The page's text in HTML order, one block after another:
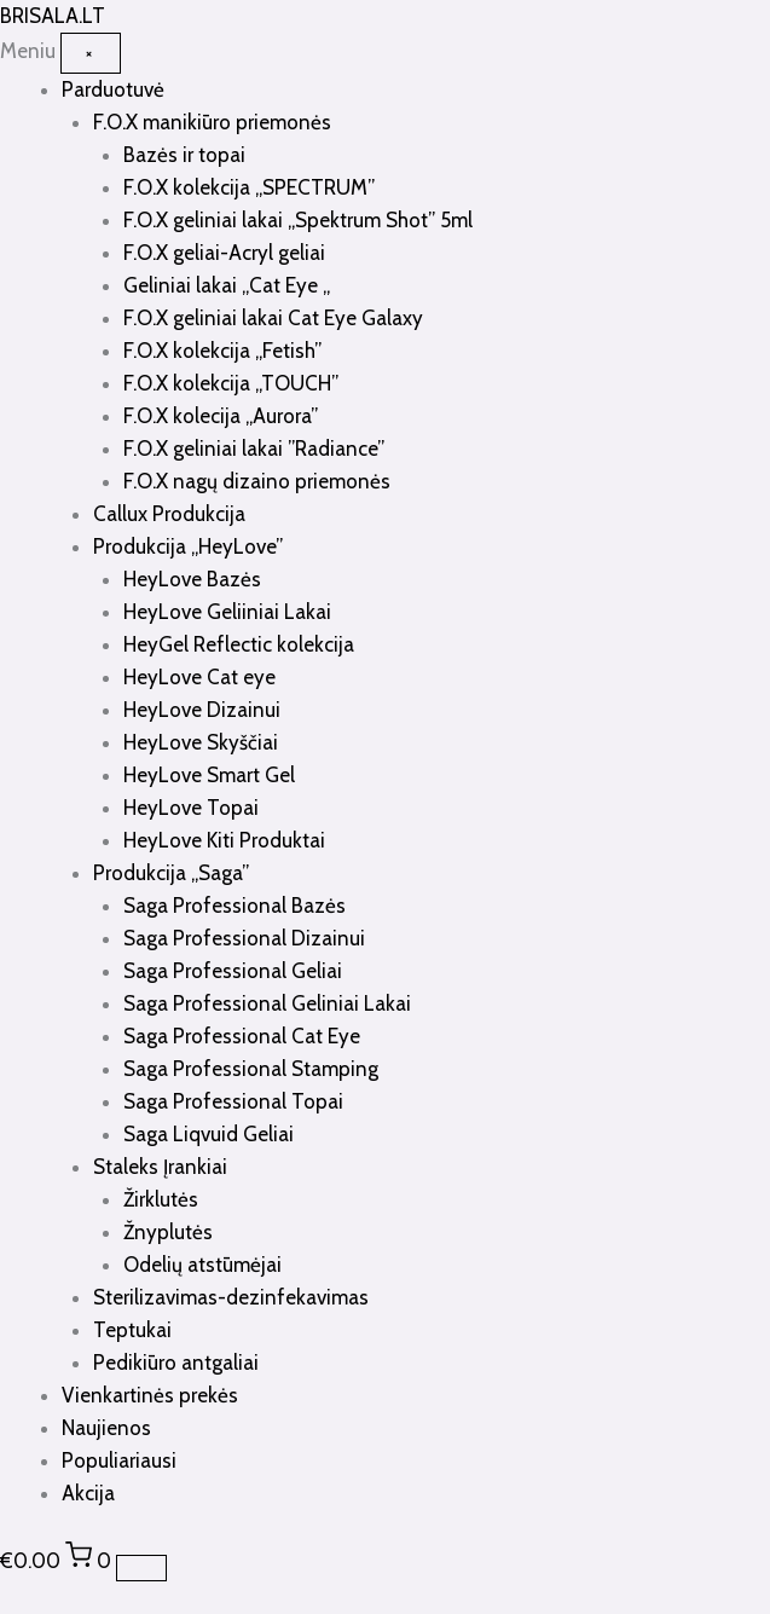
BRISALA.LT
Meniu
×
Parduotuvė
F.O.X manikiūro priemonės
Bazės ir topai
F.O.X kolekcija „SPECTRUM”
F.O.X geliniai lakai „Spektrum Shot” 5ml
F.O.X geliai-Acryl geliai
Geliniai lakai „Cat Eye „
F.O.X geliniai lakai Cat Eye Galaxy
F.O.X kolekcija „Fetish”
F.O.X kolekcija „TOUCH”
F.O.X kolecija „Aurora”
F.O.X geliniai lakai ”Radiance”
F.O.X nagų dizaino priemonės
Callux Produkcija
Produkcija „HeyLove”
HeyLove Bazės
HeyLove Geliiniai Lakai
HeyGel Reflectic kolekcija
HeyLove Cat eye
HeyLove Dizainui
HeyLove Skyščiai
HeyLove Smart Gel
HeyLove Topai
HeyLove Kiti Produktai
Produkcija „Saga”
Saga Professional Bazės
Saga Professional Dizainui
Saga Professional Geliai
Saga Professional Geliniai Lakai
Saga Professional Cat Eye
Saga Professional Stamping
Saga Professional Topai
Saga Liqvuid Geliai
Staleks Įrankiai
Žirklutės
Žnyplutės
Odelių atstūmėjai
Sterilizavimas-dezinfekavimas
Teptukai
Pedikiūro antgaliai
Vienkartinės prekės
Naujienos
Populiariausi
Akcija
€0.00 0
Pereiti
prie